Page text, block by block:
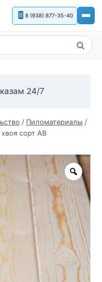
8 (938) 877-35-40
Поиск
24/7
/ Пиломатериалы /
сорт АВ
Zoom